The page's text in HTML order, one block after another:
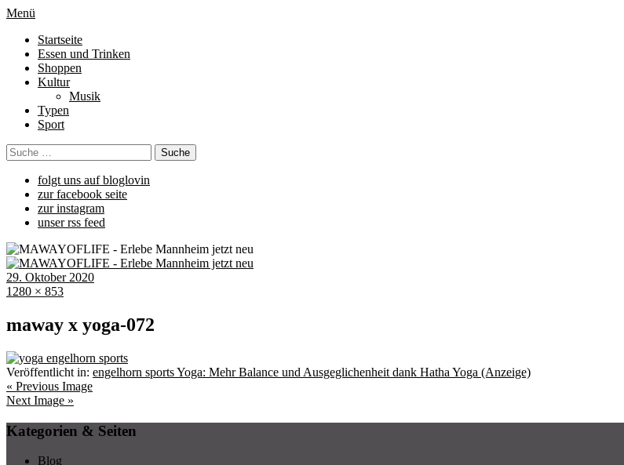
Menü
Startseite
Essen und Trinken
Shoppen
Kultur
Musik
Typen
Sport
folgt uns auf bloglovin
zur facebook seite
zur instagram
unser rss feed
29. Oktober 2020
1280 × 853
maway x yoga-072
Veröffentlicht in: engelhorn sports Yoga: Mehr Balance und Ausgeglichenheit dank Hatha Yoga (Anzeige)
« Previous Image
Next Image »
Kategorien & Seiten
Blog